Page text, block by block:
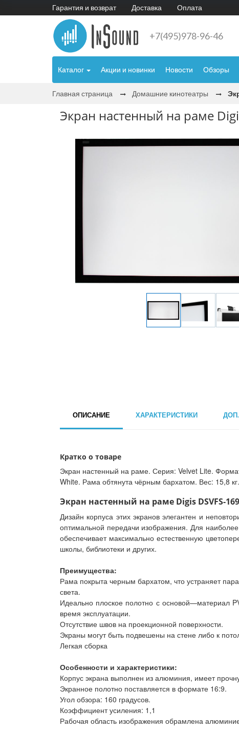
Гарантия и возврат Доставка Оплата
+7(495)978-96-46
Каталог Акции и новинки Новости Обзоры
Главная страница Домашние кинотеатры
Экран настенный на раме
ОПИСАНИЕ ХАРАКТЕРИСТИКИ
Кратко о товаре
Экран настенный на раме. Серия: Velvet Lite.
White. Рама обтянута чёрным бархатом. Вес: 15,8 кг.
Экран настенный на раме Digis DSVFS-
Дизайн корпуса этих экранов элегантен и
оптимальной передачи изображения. Для
обеспечивает максимально естественную
школы, библиотеки и других.
Преимущества:
Рама покрыта черным бархатом, что устраняет
света.
Идеально плоское полотно с основой—материал
время эксплуатации.
Отсутствие швов на проекционной поверхности.
Экраны могут быть подвешены на стене либо к
Легкая сборка
Особенности и характеристики:
Корпус экрана выполнен из алюминия, имеет
Экранное полотно поставляется в формате 16:9.
Угол обзора: 160 градусов.
Коэффициент усиления: 1,1
Рабочая область изображения обрамлена